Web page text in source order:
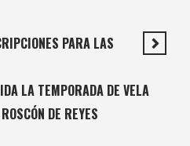
PARA LAS
LA TEMPORADA DE VELA
DE REYES